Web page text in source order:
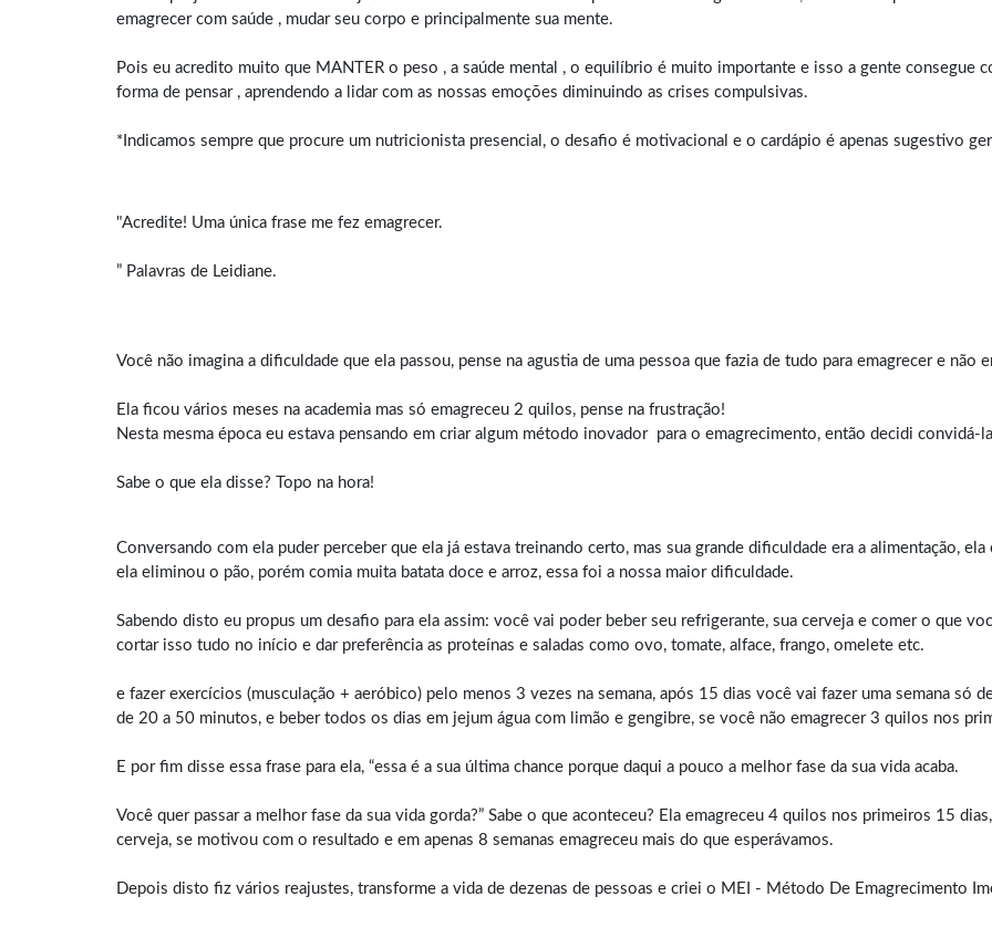
emagrecer com saúde , mudar seu corpo e principalmente sua mente.
Pois eu acredito muito que MANTER o peso , a saúde mental , o equilíbrio é muito importante e isso a gente consegue
forma de pensar , aprendendo a lidar com as nossas emoções diminuindo as crises compulsivas.
*Indicamos sempre que procure um nutricionista presencial, o desafio é motivacional e o cardápio é apenas sugestivo
"Acredite! Uma única frase me fez emagrecer.
” Palavras de Leidiane.
Você não imagina a dificuldade que ela passou, pense na agustia de uma pessoa que fazia de tudo para emagrecer e não
Ela ficou vários meses na academia mas só emagreceu 2 quilos, pense na frustração!
Nesta mesma época eu estava pensando em criar algum método inovador para o emagrecimento, então decidi convidá-
Sabe o que ela disse? Topo na hora!
Conversando com ela puder perceber que ela já estava treinando certo, mas sua grande dificuldade era a alimentação,
ela eliminou o pão, porém comia muita batata doce e arroz, essa foi a nossa maior dificuldade.
Sabendo disto eu propus um desafio para ela assim: você vai poder beber seu refrigerante, sua cerveja e comer o que
cortar isso tudo no início e dar preferência as proteínas e saladas como ovo, tomate, alface, frango, omelete etc.
e fazer exercícios (musculação + aeróbico) pelo menos 3 vezes na semana, após 15 dias você vai fazer uma semana só
de 20 a 50 minutos, e beber todos os dias em jejum água com limão e gengibre, se você não emagrecer 3 quilos nos
E por fim disse essa frase para ela, “essa é a sua última chance porque daqui a pouco a melhor fase da sua vida acaba.
Você quer passar a melhor fase da sua vida gorda?” Sabe o que aconteceu? Ela emagreceu 4 quilos nos primeiros 15
cerveja, se motivou com o resultado e em apenas 8 semanas emagreceu mais do que esperávamos.
Depois disto fiz vários reajustes, transforme a vida de dezenas de pessoas e criei o MEI - Método De Emagrecimento